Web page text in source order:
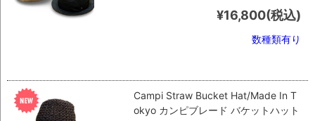
¥16,800(税込)
数種類有り
Campi Straw Bucket Hat/Made In T
okyo カンピブレード バケットハット